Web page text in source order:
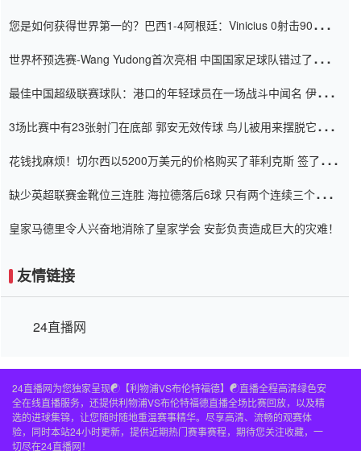
您是如何获得世界第一的？巴西1-4阿根廷：Vinicius 0射击90分钟
世界杯预选赛-Wang Yudong首次亮相 中国国家足球队错过了世界
最佳中国超级联赛球队：港口的年轻球员在一场战斗中闻名 伊万放
3场比赛中有23张射门在底部 郭安无效传球 鸟儿被用来摆脱它
花钱找麻烦！切尔西以5200万美元的价格购买了菲利克斯 签了7年
缺少英超联赛金靴位三连胜 海拉德落后6球 只有两个连续三个连续
皇家马德里令人兴奋地消除了皇家学会 安彭负责造成巨大的灾难！
友情链接
24直播网
24直播网为您独家呈现☯️【利物浦VS布伦特福德】☯️直播全程高清绿色安
全在线直播服务，还提供利物浦VS布伦特福德直播全场比赛回放，以及精
选的进球集锦，让您随时随地重温赛事精华。尽享高清、流畅的观赛体
验，同时本站24小时更新，提供近期热门赛事赛程，期待您关注收藏，一
切尽在24直播网！